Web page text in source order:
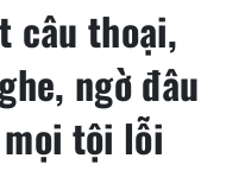
câu thoại,
ngờ đâu
tội lỗi